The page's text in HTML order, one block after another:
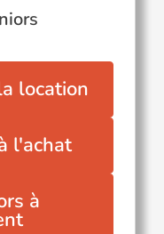
location
l'achat
à